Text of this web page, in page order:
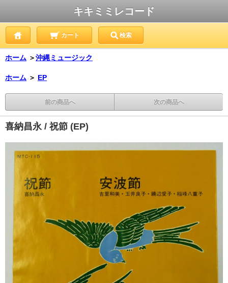
キキミミレコード
カート 検索
ホーム ＞沖縄ミュージック
ホーム ＞ EP
前の商品へ 次の商品へ
喜納昌永 / 祝節 (EP)